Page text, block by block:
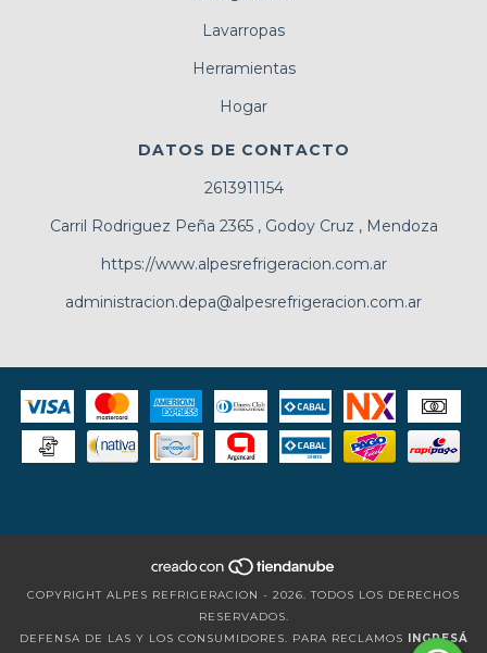
Lavarropas
Herramientas
Hogar
DATOS DE CONTACTO
2613911154
Carril Rodriguez Peña 2365 , Godoy Cruz , Mendoza
https://www.alpesrefrigeracion.com.ar
administracion.depa@alpesrefrigeracion.com.ar
COPYRIGHT ALPES REFRIGERACION - 2026. TODOS LOS DERECHOS
RESERVADOS.
DEFENSA DE LAS Y LOS CONSUMIDORES. PARA RECLAMOS
INGRESÁ